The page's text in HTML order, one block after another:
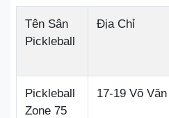
Tên Sân
Pickleball
Địa Chỉ
Pickleball
Zone 75
17-19 Võ